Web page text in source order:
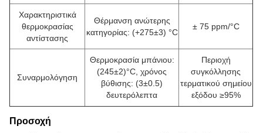
Χαρακτηριστικά
θερμοκρασίας
αντίστασης
Θέρμανση ανώτερης
κατηγορίας: (+275±3) °C
± 75 ppm/°C
Συναρμολόγηση
Θερμοκρασία μπάνιου:
(245±2)°C, χρόνος
βύθισης: (3±0.5)
δευτερόλεπτα
Περιοχή
συγκόλλησης
τερματικού σημείου
εξόδου ≥95%
Προσοχή